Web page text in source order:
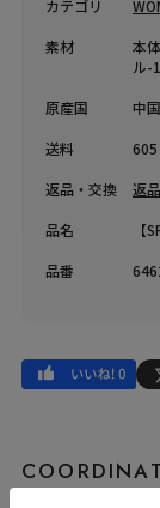
カテゴリ
素材
本
ル-
原産国
中国
送料
605
返品・交換
返
品名
【
品番